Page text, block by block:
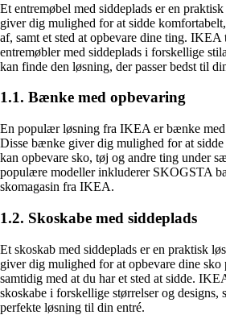
Et entremøbel med siddeplads er en
giver dig mulighed for at sidde
af, samt et sted at opbevare dine ting.
entremøbler med siddeplads i forskellige
kan finde den løsning, der passer bedst til
1.1. Bænke med opbevaring
En populær løsning fra IKEA er bænke
Disse bænke giver dig mulighed for at sidde
kan opbevare sko, tøj og andre ting under
populære modeller inkluderer SKOGSTA
skomagasin fra IKEA.
1.2. Skoskabe med siddeplads
Et skoskab med siddeplads er en praktisk
giver dig mulighed for at opbevare dine sko
samtidig med at du har et sted at sidde.
skoskabe i forskellige størrelser og designs,
perfekte løsning til din entré.